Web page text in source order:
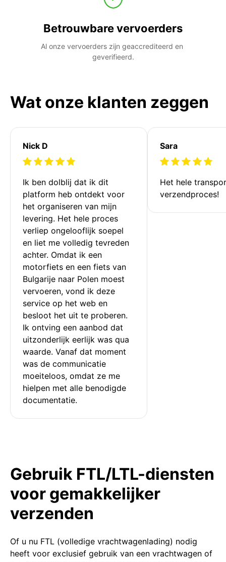
Betrouwbare vervoerders
Al onze vervoerders zijn geaccrediteerd en
geverifieerd.
Wat onze klanten zeggen
Nick D
Ik ben dolblij dat ik dit
platform heb ontdekt voor
het organiseren van mijn
levering. Het hele proces
verliep ongelooflijk soepel
en liet me volledig tevreden
achter. Omdat ik een
motorfiets en een fiets van
Bulgarije naar Polen moest
vervoeren, vond ik deze
service op het web en
besloot het uit te proberen.
Ik ontving een aanbod dat
uitzonderlijk eerlijk was qua
waarde. Vanaf dat moment
was de communicatie
moeiteloos, omdat ze me
hielpen met alle benodigde
documentatie.
Sara
Het hele
verzendproces!
Gebruik FTL/LTL-diensten
voor gemakkelijker
verzenden
Of u nu FTL (volledige vrachtwagenlading) nodig
heeft voor exclusief gebruik van een vrachtwagen of